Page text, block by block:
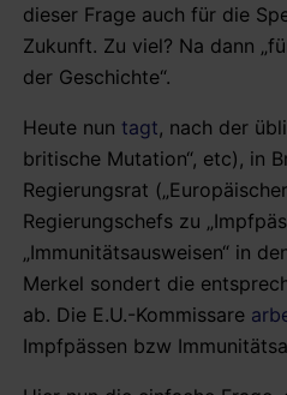
dieser Frage auch für die
Zukunft. Zu viel? Na dann
der Geschichte“.
Heute nun tagt, nach der
britische Mutation“, etc), in
Regierungsrat
Regierungschefs zu
„Immunitätsausweisen“ in
Merkel sondert die
ab. Die E.U.-Kommissare
Impfpässen bzw